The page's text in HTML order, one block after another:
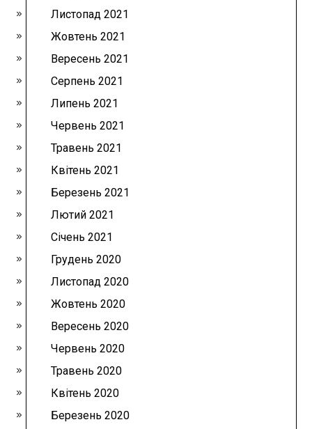
Листопад 2021
Жовтень 2021
Вересень 2021
Серпень 2021
Липень 2021
Червень 2021
Травень 2021
Квітень 2021
Березень 2021
Лютий 2021
Січень 2021
Грудень 2020
Листопад 2020
Жовтень 2020
Вересень 2020
Червень 2020
Травень 2020
Квітень 2020
Березень 2020